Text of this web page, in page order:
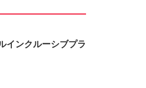
インクルーシブプラ